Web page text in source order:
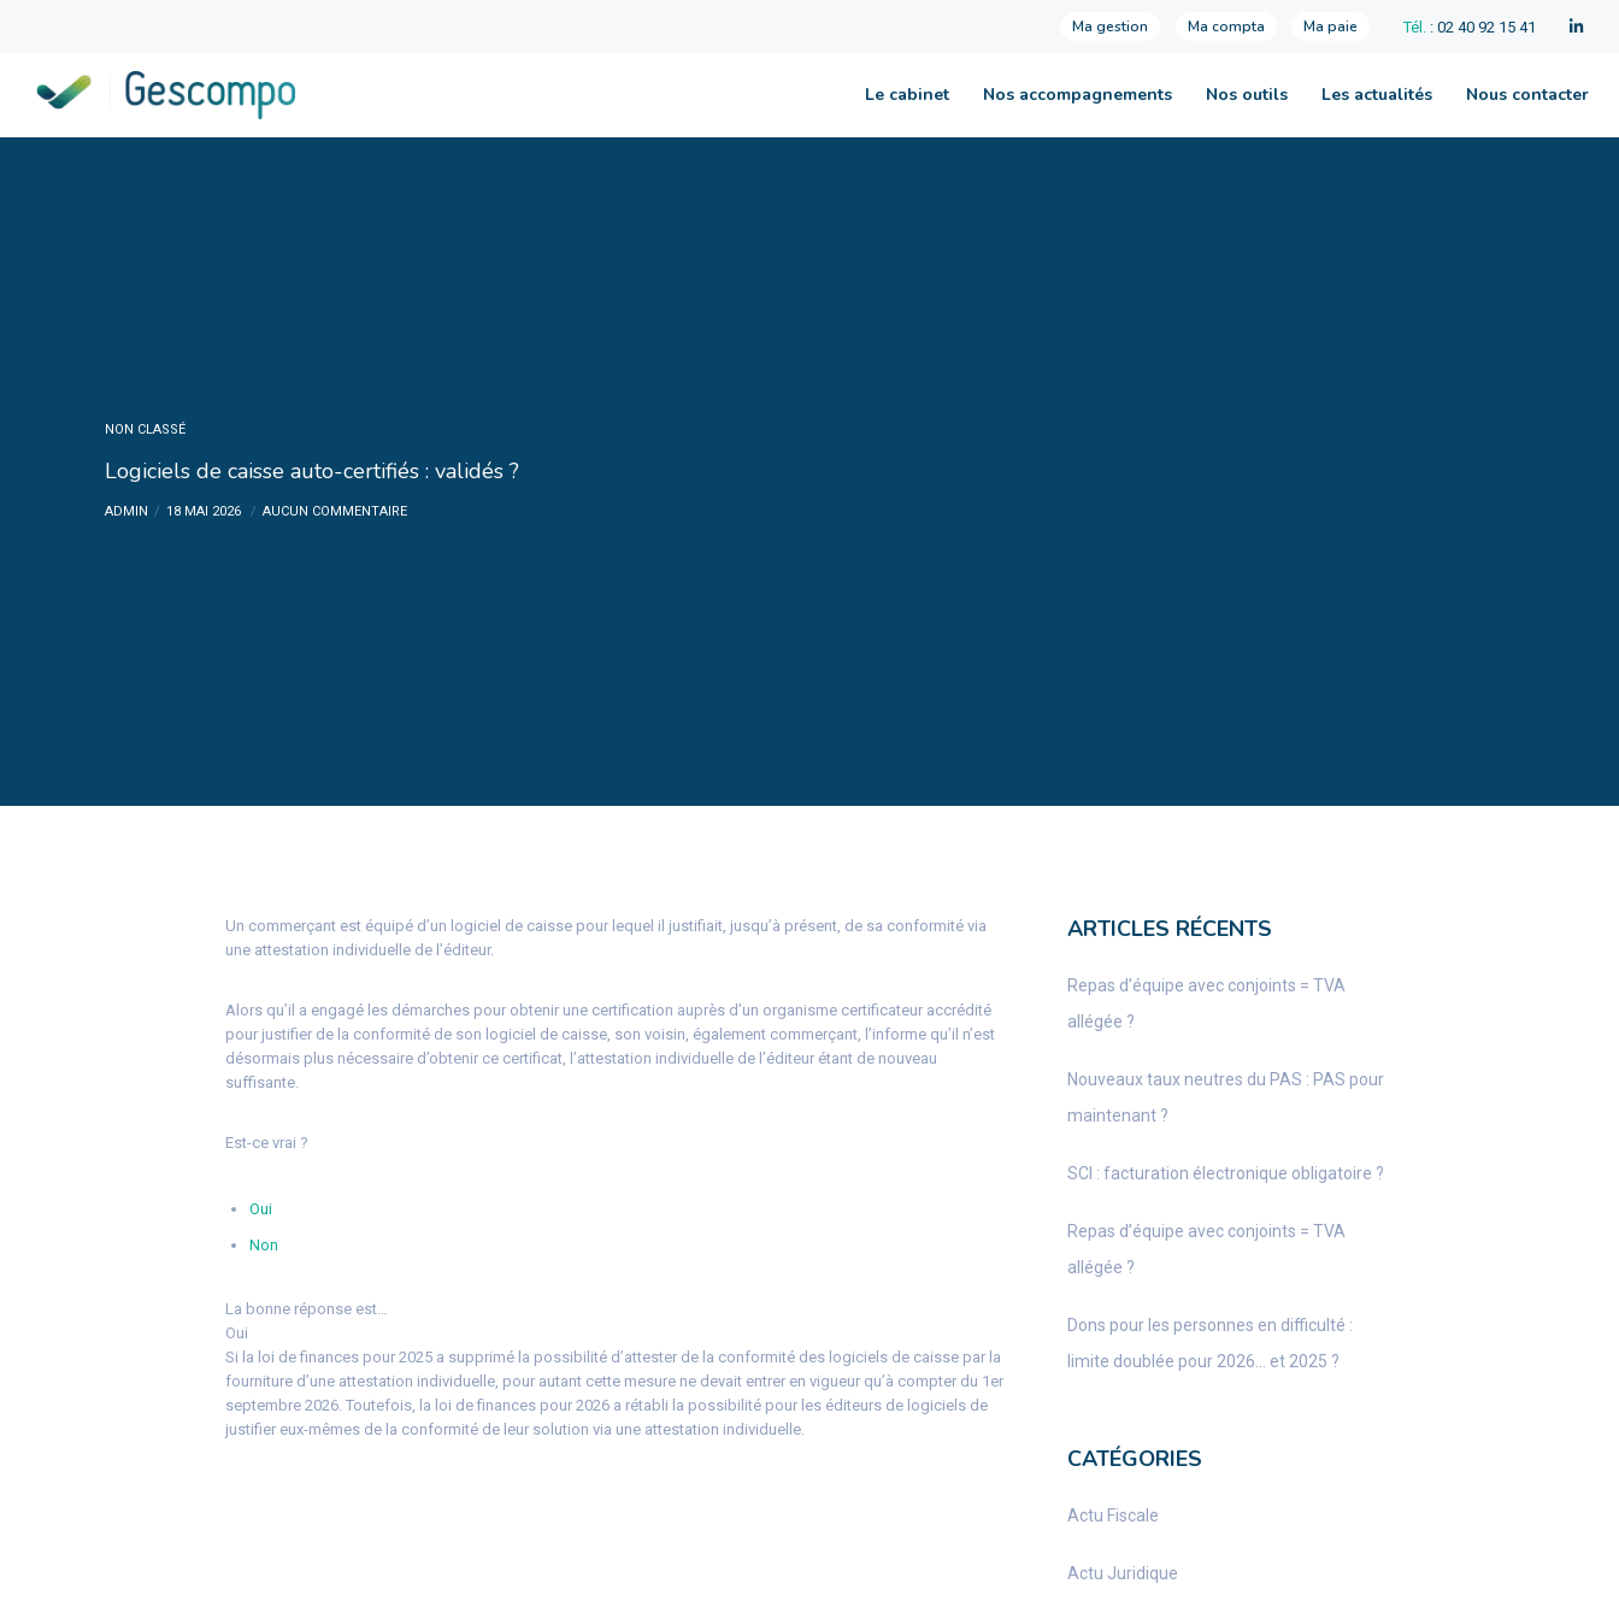
Ma gestion Ma compta Ma paie Tél. : 02 40 92 15 41
Le cabinet Nos accompagnements Nos outils Les actualités Nous contacter
NON CLASSÉ
Logiciels de caisse auto-certifiés : validés ?
ADMIN 18 MAI 2026 AUCUN COMMENTAIRE
Un commerçant est équipé d’un logiciel de caisse pour lequel il justifiait, jusqu’à présent, de sa conformité via
une attestation individuelle de l’éditeur.
Alors qu’il a engagé les démarches pour obtenir une certification auprès d’un organisme certificateur accrédité
pour justifier de la conformité de son logiciel de caisse, son voisin, également commerçant, l’informe qu’il n’est
désormais plus nécessaire d’obtenir ce certificat, l’attestation individuelle de l’éditeur étant de nouveau
suffisante.
Est-ce vrai ?
Oui
Non
La bonne réponse est…
Oui
Si la loi de finances pour 2025 a supprimé la possibilité d’attester de la conformité des logiciels de caisse par la
fourniture d’une attestation individuelle, pour autant cette mesure ne devait entrer en vigueur qu’à compter du 1er
septembre 2026. Toutefois, la loi de finances pour 2026 a rétabli la possibilité pour les éditeurs de logiciels de
justifier eux-mêmes de la conformité de leur solution via une attestation individuelle.
ARTICLES RÉCENTS
Repas d’équipe avec conjoints = TVA
allégée ?
Nouveaux taux neutres du PAS : PAS pour
maintenant ?
SCI : facturation électronique obligatoire ?
Repas d’équipe avec conjoints = TVA
allégée ?
Dons pour les personnes en difficulté :
limite doublée pour 2026… et 2025 ?
CATÉGORIES
Actu Fiscale
Actu Juridique